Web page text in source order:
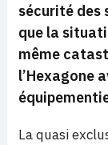
sécurité des
que la
même
l’Hexagone
La quasi